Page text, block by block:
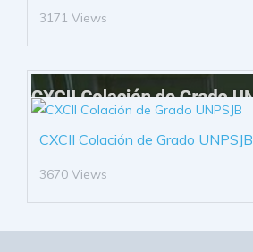
3171 Views
CXCII Colación de Grado UNPSJB
3670 Views